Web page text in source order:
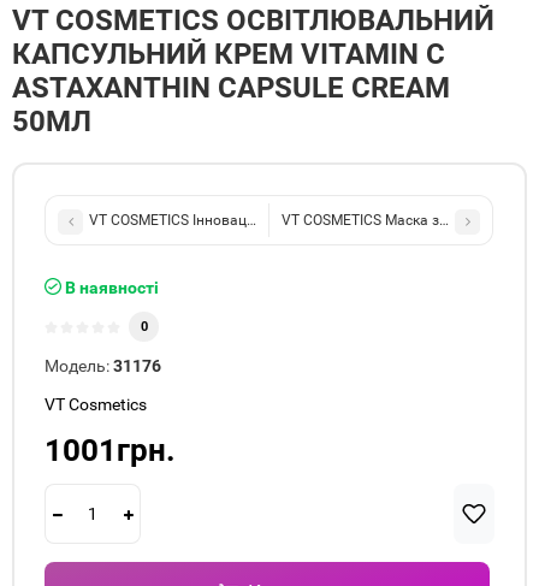
VT COSMETICS ОСВІТЛЮВАЛЬНИЙ
КАПСУЛЬНИЙ КРЕМ VITAMIN C
ASTAXANTHIN CAPSULE CREAM
50МЛ
VT COSMETICS Інноваційний зволожувальний крем RICE
VT COSMETICS Маска з вітаміном
В наявності
0
Модель:31176
VT Cosmetics
1001грн.